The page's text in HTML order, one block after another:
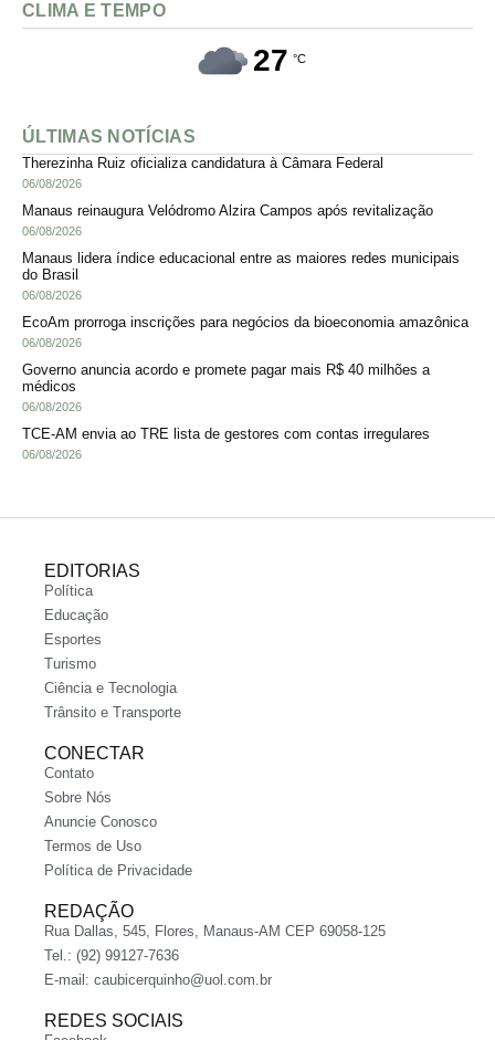
CLIMA E TEMPO
27 °C
ÚLTIMAS NOTÍCIAS
Therezinha Ruiz oficializa candidatura à Câmara Federal
06/08/2026
Manaus reinaugura Velódromo Alzira Campos após revitalização
06/08/2026
Manaus lidera índice educacional entre as maiores redes municipais
do Brasil
06/08/2026
EcoAm prorroga inscrições para negócios da bioeconomia amazônica
06/08/2026
Governo anuncia acordo e promete pagar mais R$ 40 milhões a
médicos
06/08/2026
TCE-AM envia ao TRE lista de gestores com contas irregulares
06/08/2026
EDITORIAS
Política
Educação
Esportes
Turismo
Ciência e Tecnologia
Trânsito e Transporte
CONECTAR
Contato
Sobre Nós
Anuncie Conosco
Termos de Uso
Política de Privacidade
REDAÇÃO
Rua Dallas, 545, Flores, Manaus-AM CEP 69058-125
Tel.: (92) 99127-7636
E-mail: caubicerquinho@uol.com.br
REDES SOCIAIS